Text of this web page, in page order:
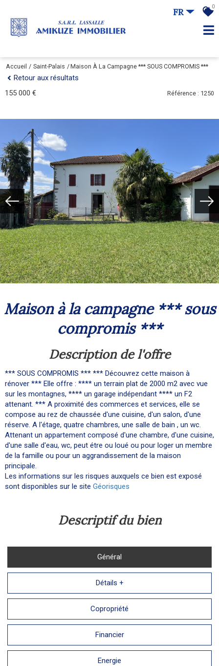
FR 0
Accueil Saint-Palais Maison À La Campagne *** SOUS COMPROMIS ***
Retour aux résultats
155 000 €
Référence : 1250
maison à la campagne *** sous
compromis ***
description de l'offre
*** SOUS COMPROMIS *** *** Découvrez cette maison à
rénover *** Elle offre : **** un terrain plat de 2000 m2 avec vue
sur les montagnes, **** un garage indépendant **** un F2
attenant. *** A proximité des commerces et services, elle se
compose au rez de chaussée d'une cuisine, d'un salon, d'une
réserve. A l'étage, quatre chambres, une salle de bain , un wc.
Attenant un appartement composé d'une chambre, d'une cuisine,
d'une salle d'eau, wc, peut étre ou loué ou pour loger un membre
de la famille ou pour un aggrandissement de la maison
principale.
Les informations sur les risques auxquels ce bien est exposé
sont disponibles sur le site Géorisques
descriptif du bien
Général
Détails +
Copropriété
Financier
Energie